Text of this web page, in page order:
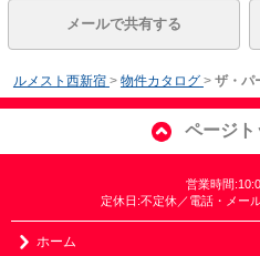
メールで共有する
ルメスト西新宿 > 物件カタログ > ザ・パ
ページト
営業時間
定休日:不定休／電話・メー
ホーム